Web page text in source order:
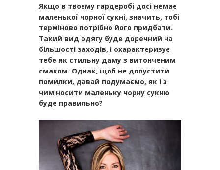
Якщо в твоєму гардеробі досі немає
маленької чорної сукні, значить, тобі
терміново потрібно його придбати.
Такий вид одягу буде доречний на
більшості заходів, і охарактеризує
тебе як стильну даму з витонченим
смаком. Однак, щоб не допустити
помилки, давай подумаємо, як і з
чим носити маленьку чорну сукню
буде правильно?